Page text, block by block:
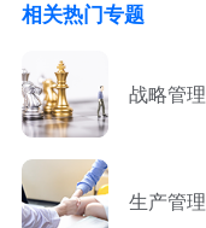
相关热门专题
战略管理
生产管理